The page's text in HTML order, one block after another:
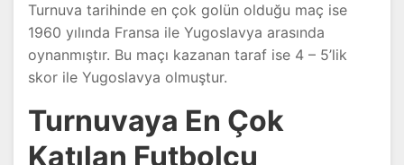
Turnuva tarihinde en çok golün olduğu maç ise
1960 yılında Fransa ile Yugoslavya arasında
oynanmıştır. Bu maçı kazanan taraf ise 4 – 5’lik
skor ile Yugoslavya olmuştur.
Turnuvaya En Çok
Katılan Futbolcu